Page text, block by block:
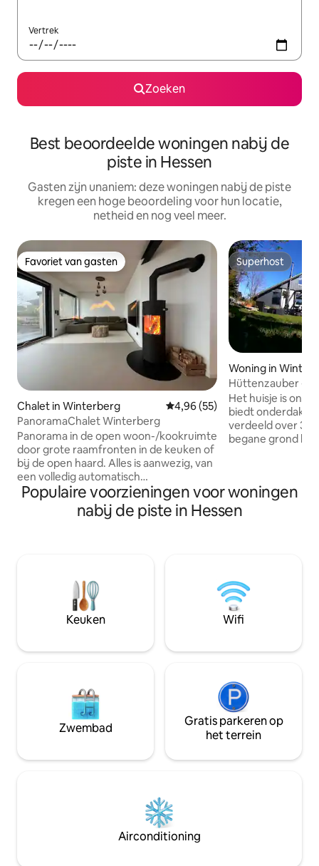
Vertrek
Zoeken
Best beoordeelde woningen nabij de
piste in Hessen
Gasten zijn unaniem: deze woningen nabij de piste
kregen een hoge beoordeling voor hun locatie,
netheid en nog veel meer.
Favoriet van gasten
Favoriet van gasten
Chalet in Winterberg Gemiddelde beoordeling van
4,96 (55)
PanoramaChalet Winterberg
Panorama in de open woon-/kookruimte
door grote raamfronten in de keuken of
bij de open haard. Alles is aanwezig, van
een volledig automatisch
koffiezetapparaat tot een wafelijzer. De
bovenste verdieping biedt drie
slaapkamers met boxspringbedden voor
afsluitbare kamer en geniet van het
fantastische uitzicht vanaf het terras
met gasbarbecue en tuin. Gezellige
panoramische sauna
Superhost
Superhost
Woning in
Hüttenzauber -
Het huisje is
biedt onderdak
verdeeld over 3
begane grond
met vaatwasser,
de eerste
bed van 160
Populaire voorzieningen voor woningen
nabij de piste in Hessen
Keuken Wifi
Zwembad
Gratis parkeren op
het terrein
Airconditioning